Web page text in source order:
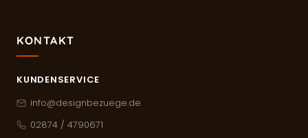
KONTAKT
KUNDENSERVICE
info@designbezuege.de
02874 / 4790671